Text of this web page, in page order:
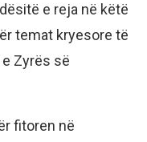
e reja në këtë
temat kryesore të
Zyrës së
fitoren në